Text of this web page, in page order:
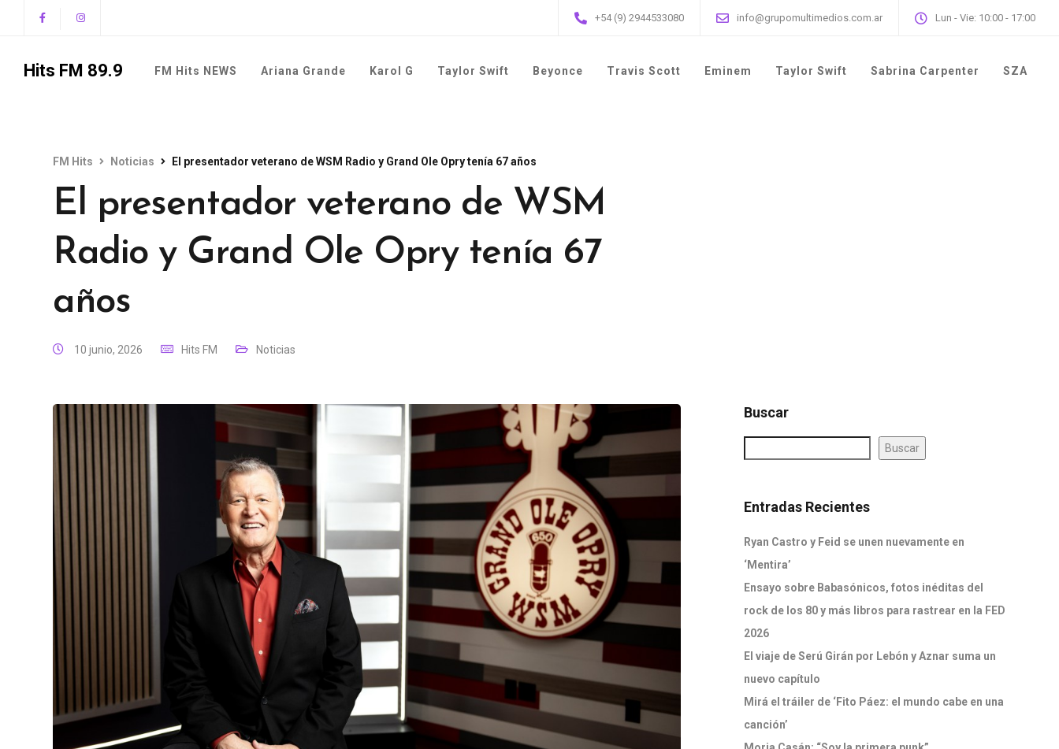
+54 (9) 2944533080 info@grupomultimedios.com.ar Lun - Vie: 10:00 - 17:00
Hits FM 89.9 FM Hits NEWS Ariana Grande Karol G Taylor Swift Beyonce Travis Scott Eminem Taylor Swift Sabrina Carpenter SZA
FM Hits Noticias El presentador veterano de WSM Radio y Grand Ole Opry tenía 67 años
El presentador veterano de WSM
Radio y Grand Ole Opry tenía 67
años
10 junio, 2026 Hits FM Noticias
Buscar
Buscar
Entradas Recientes
Ryan Castro y Feid se unen nuevamente en
‘Mentira’
Ensayo sobre Babasónicos, fotos inéditas del
rock de los 80 y más libros para rastrear en la FED
2026
El viaje de Serú Girán por Lebón y Aznar suma un
nuevo capítulo
Mirá el tráiler de ‘Fito Páez: el mundo cabe en una
canción’